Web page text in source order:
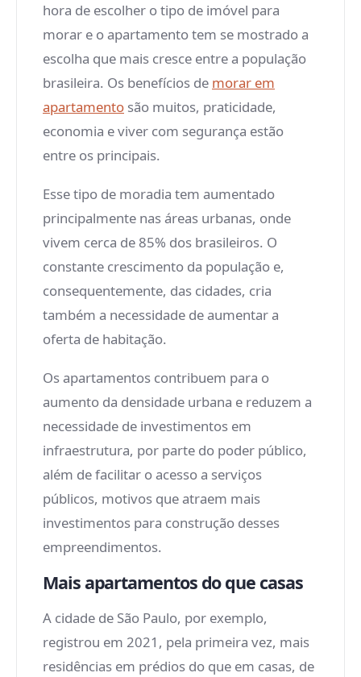
hora de escolher o tipo de imóvel para
morar e o apartamento tem se mostrado a
escolha que mais cresce entre a população
brasileira. Os benefícios de morar em
apartamento são muitos, praticidade,
economia e viver com segurança estão
entre os principais.
Esse tipo de moradia tem aumentado
principalmente nas áreas urbanas, onde
vivem cerca de 85% dos brasileiros. O
constante crescimento da população e,
consequentemente, das cidades, cria
também a necessidade de aumentar a
oferta de habitação.
Os apartamentos contribuem para o
aumento da densidade urbana e reduzem a
necessidade de investimentos em
infraestrutura, por parte do poder público,
além de facilitar o acesso a serviços
públicos, motivos que atraem mais
investimentos para construção desses
empreendimentos.
Mais apartamentos do que casas
A cidade de São Paulo, por exemplo,
registrou em 2021, pela primeira vez, mais
residências em prédios do que em casas, de